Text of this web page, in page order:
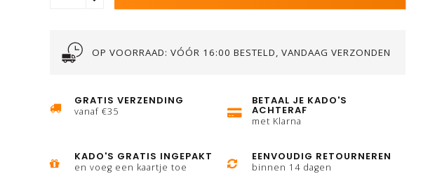
OP VOORRAAD: VÓÓR 16:00 BESTELD, VANDAAG VERZONDEN
GRATIS VERZENDING
vanaf €35
BETAAL JE KADO'S
ACHTERAF
met Klarna
KADO'S GRATIS INGEPAKT
en voeg een kaartje toe
EENVOUDIG RETOURNEREN
binnen 14 dagen